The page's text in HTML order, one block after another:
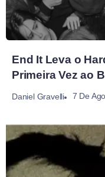
End It Leva o
Primeira Vez ao
Daniel Gravelli 7 De